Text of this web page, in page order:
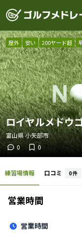
屋外 安い 200ヤード超
ロイヤルメドウ
富山県小矢部市
0
0
練習場情報 口コミ 0件
営業時間
営業時間